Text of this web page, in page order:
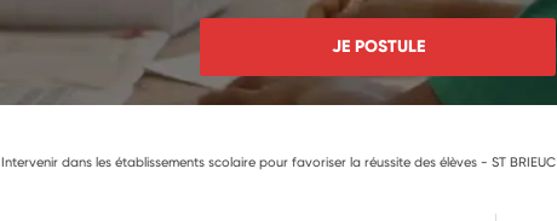
JE POSTULE
Intervenir dans les établissements scolaire pour favoriser la réussite des élèves - ST BRIEUC